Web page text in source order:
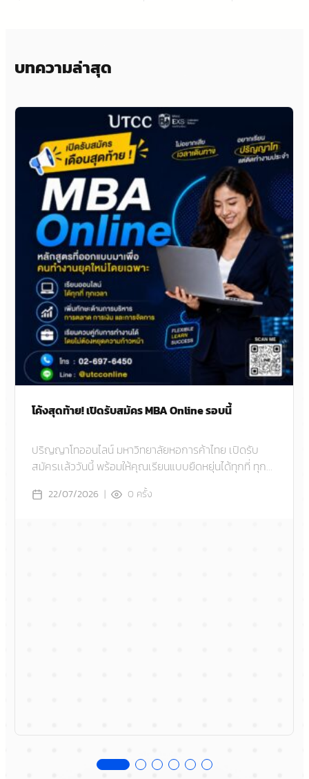
บทความล่าสุด
โค้งสุดท้าย! เปิดรับสมัคร MBA Online รอบนี้
ปริญญาโทออนไลน์ มหาวิทยาลัยหอการค้าไทย เปิดรับ
สมัครเเล้ววันนี้ พร้อมให้คุณเรียนแบบยืดหยุ่นได้ทุกที่ ทุก
22/07/2026 | 0 ครั้ง